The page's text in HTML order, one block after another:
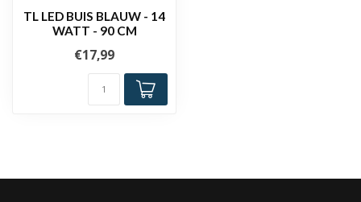
TL LED BUIS BLAUW - 14
WATT - 90 CM
€17,99